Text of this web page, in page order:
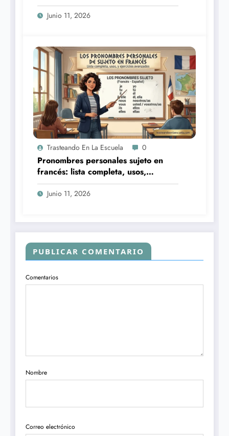
Junio 11, 2026
Trasteando En La Escuela 0
Pronombres personales sujeto en
francés: lista completa, usos,
pronunciación y 5 ejercicios
avanzados
Junio 11, 2026
PUBLICAR COMENTARIO
Comentarios
Nombre
Correo electrónico